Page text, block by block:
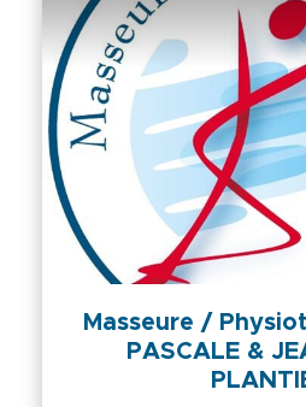
Masseure /
PASCALE &